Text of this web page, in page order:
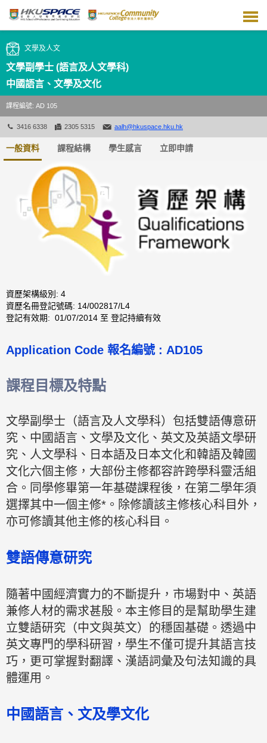
主
要
內
容
文學及人文
文學副學士 (語言及人文學科)
中國語言、文學及文化
課程編號: AD 105
3416 6338 2305 5315 aalh@hkuspace.hku.hk
一般資料 課程結構 學生感言 立即申請
資歷架構級別: 4
資歷名冊登記號碼: 14/002817/L4
登記有效期: 01/07/2014 至 登記持續有效
Application Code 報名編號 : AD105
課程目標及特點
文學副學士（語言及人文學科）包括雙語傳意研
究、中國語言、文學及文化、英文及英語文學研
究、人文學科、日本語及日本文化和韓語及韓國
文化六個主修，大部份主修都容許跨學科靈活組
合。同學修畢第一年基礎課程後，在第二學年須
選擇其中一個主修*。除修讀該主修核心科目外，
亦可修讀其他主修的核心科目。
雙語傳意研究
隨著中國經濟實力的不斷提升，市場對中、英語
兼修人材的需求甚殷。本主修目的是幫助學生建
立雙語研究（中文與英文）的穩固基礎。透過中
英文專門的學科研習，學生不僅可提升其語言技
巧，更可掌握對翻譯、漢語詞彙及句法知識的具
體運用。
中國語言、文及學文化